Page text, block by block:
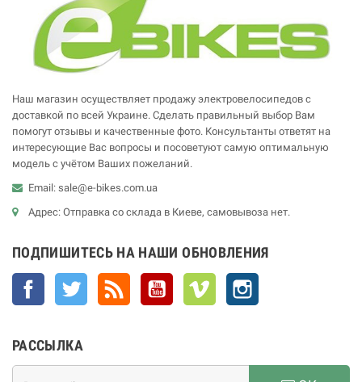
Наш магазин осуществляет продажу электровелосипедов с
доставкой по всей Украине. Сделать правильный выбор Вам
помогут отзывы и качественные фото. Консультанты ответят на
интересующие Вас вопросы и посоветуют самую оптимальную
модель с учётом Ваших пожеланий.
Email: sale@e-bikes.com.ua
Адрес: Отправка со склада в Киеве, самовывоза нет.
ПОДПИШИТЕСЬ НА НАШИ ОБНОВЛЕНИЯ
Facebook Twitter YouTube Vimeo
РАССЫЛКА